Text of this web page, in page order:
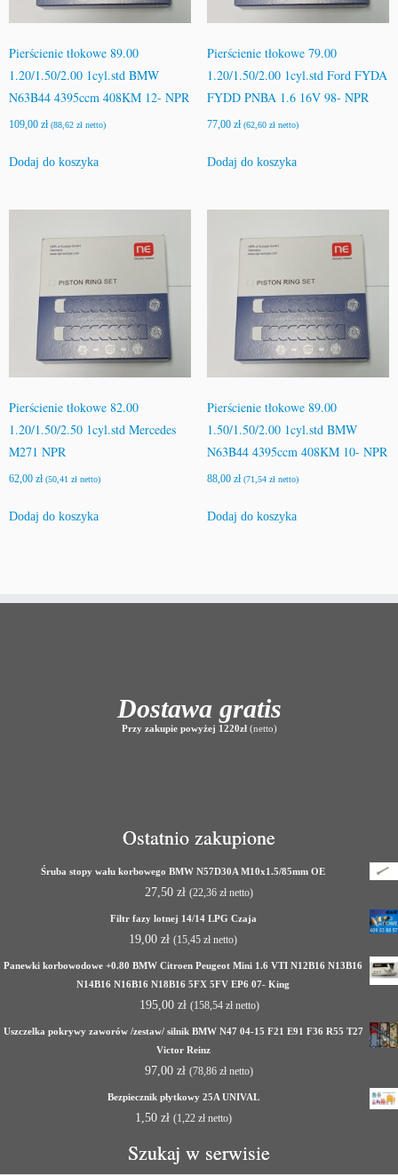
Pierścienie tłokowe 89.00
1.20/1.50/2.00 1cyl.std BMW
N63B44 4395ccm 408KM 12- NPR
109,00 zł (88,62 zł netto)
Dodaj do koszyka
Pierścienie tłokowe 79.00
1.20/1.50/2.00 1cyl.std Ford FYDA
FYDD PNBA 1.6 16V 98- NPR
77,00 zł (62,60 złnetto)
Dodaj do koszyka
Pierścienie tłokowe 82.00
1.20/1.50/2.50 1cyl.std Mercedes
M271 NPR
62,00 zł (50,41 zł netto)
Dodaj do koszyka
Pierścienie tłokowe 89.00
1.50/1.50/2.00 1cyl.std BMW
N63B44 4395ccm 408KM 10- NPR
88,00 zł (71,54 złnetto)
Dodaj do koszyka
Dostawa gratis
Przy zakupie powyżej 1220zł(netto)
Ostatnio zakupione
Śruba stopy wału korbowego BMW N57D30A M10x1.5/85mm OE
27,50 zł (22,36 zł netto)
Filtr fazy lotnej 14/14 LPG Czaja
19,00 zł (15,45 zł netto)
Panewki korbowodowe +0.80 BMW Citroen Peugeot Mini 1.6 VTI N12B16 N13B16
N14B16 N16B16 N18B16 5FX 5FV EP6 07- King
195,00 zł (158,54 złnetto)
Uszczelka pokrywy zaworów /zestaw/ silnik BMW N47 04-15 F21 E91 F36 R55 T27
Victor Reinz
97,00 zł (78,86 zł netto)
Bezpiecznik płytkowy 25A UNIVAL
1,50 zł (1,22 złnetto)
Szukaj w serwisie